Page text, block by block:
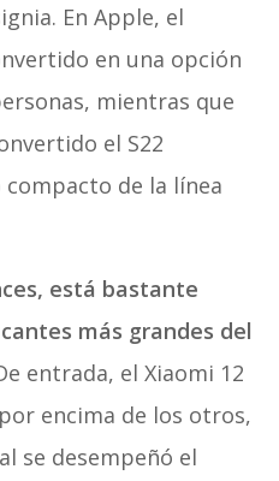
En Apple, el
en una opción
mientras que
el S22
de la línea
está bastante
más grandes del
entrada, el Xiaomi 12
encima de los otros,
se desempeñó el